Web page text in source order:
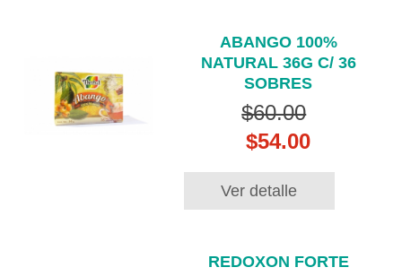
ABANGO 100%
NATURAL 36G C/ 36
SOBRES
$60.00
$54.00
Ver detalle
REDOXON FORTE